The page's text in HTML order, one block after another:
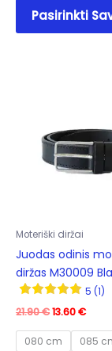
Pasirinkti
Moteriški diržai
Juodas odinis
diržas M30009
5 (1)
21.90€Original
was:
13.60€
is:
080 cm
085